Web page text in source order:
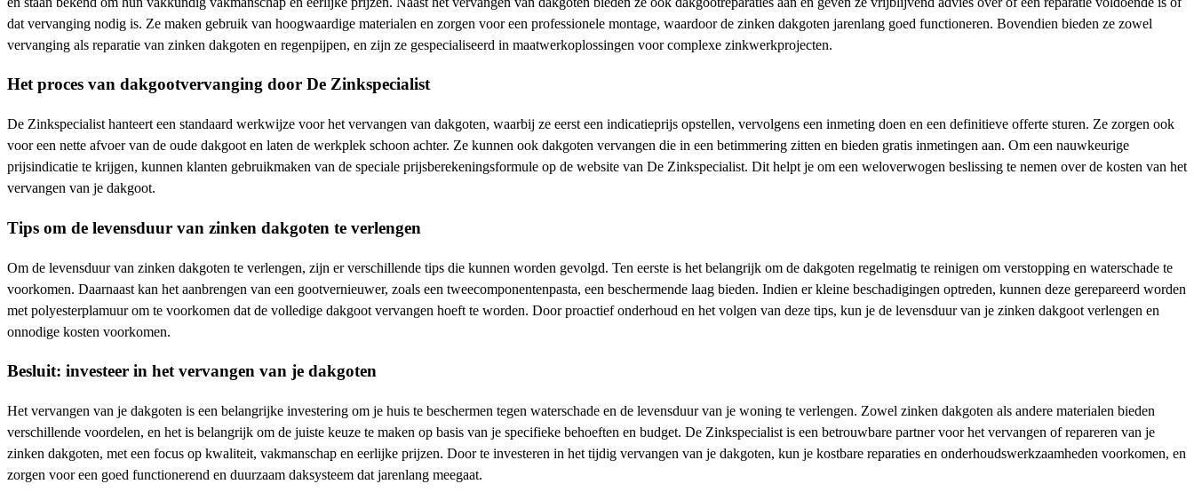
dat vervanging nodig is. Ze maken gebruik van hoogwaardige materialen en zorgen voor een professionele montage, waardoor de zinken dakgoten jarenlang goed functioneren. Bovendien bieden ze zowel
vervanging als reparatie van zinken dakgoten en regenpijpen, en zijn ze gespecialiseerd in maatwerkoplossingen voor complexe zinkwerkprojecten.
Het proces van dakgootvervanging door De Zinkspecialist
De Zinkspecialist hanteert een standaard werkwijze voor het vervangen van dakgoten, waarbij ze eerst een indicatieprijs opstellen, vervolgens een inmeting doen en een definitieve offerte sturen. Ze zorgen ook
voor een nette afvoer van de oude dakgoot en laten de werkplek schoon achter. Ze kunnen ook dakgoten vervangen die in een betimmering zitten en bieden gratis inmetingen aan. Om een nauwkeurige
prijsindicatie te krijgen, kunnen klanten gebruikmaken van de speciale prijsberekeningsformule op de website van De Zinkspecialist. Dit helpt je om een weloverwogen beslissing te nemen over de kosten van het
vervangen van je dakgoot.
Tips om de levensduur van zinken dakgoten te verlengen
Om de levensduur van zinken dakgoten te verlengen, zijn er verschillende tips die kunnen worden gevolgd. Ten eerste is het belangrijk om de dakgoten regelmatig te reinigen om verstopping en waterschade te
voorkomen. Daarnaast kan het aanbrengen van een gootvernieuwer, zoals een tweecomponentenpasta, een beschermende laag bieden. Indien er kleine beschadigingen optreden, kunnen deze gerepareerd worden
met polyesterplamuur om te voorkomen dat de volledige dakgoot vervangen hoeft te worden. Door proactief onderhoud en het volgen van deze tips, kun je de levensduur van je zinken dakgoot verlengen en
onnodige kosten voorkomen.
Besluit: investeer in het vervangen van je dakgoten
Het vervangen van je dakgoten is een belangrijke investering om je huis te beschermen tegen waterschade en de levensduur van je woning te verlengen. Zowel zinken dakgoten als andere materialen bieden
verschillende voordelen, en het is belangrijk om de juiste keuze te maken op basis van je specifieke behoeften en budget. De Zinkspecialist is een betrouwbare partner voor het vervangen of repareren van je
zinken dakgoten, met een focus op kwaliteit, vakmanschap en eerlijke prijzen. Door te investeren in het tijdig vervangen van je dakgoten, kun je kostbare reparaties en onderhoudswerkzaamheden voorkomen, en
zorgen voor een goed functionerend en duurzaam daksysteem dat jarenlang meegaat.